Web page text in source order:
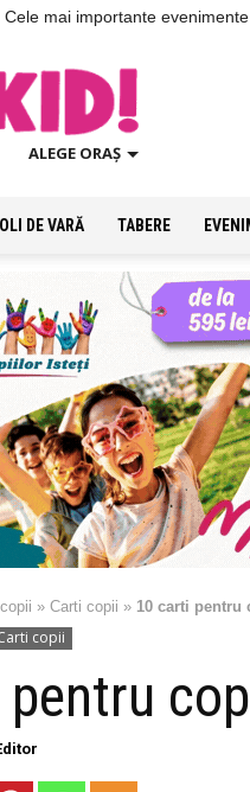
Cele mai importante
ALEGE ORAȘ
DE VARĂ TABERE
» Carti copii » 10 carti pentru
copii